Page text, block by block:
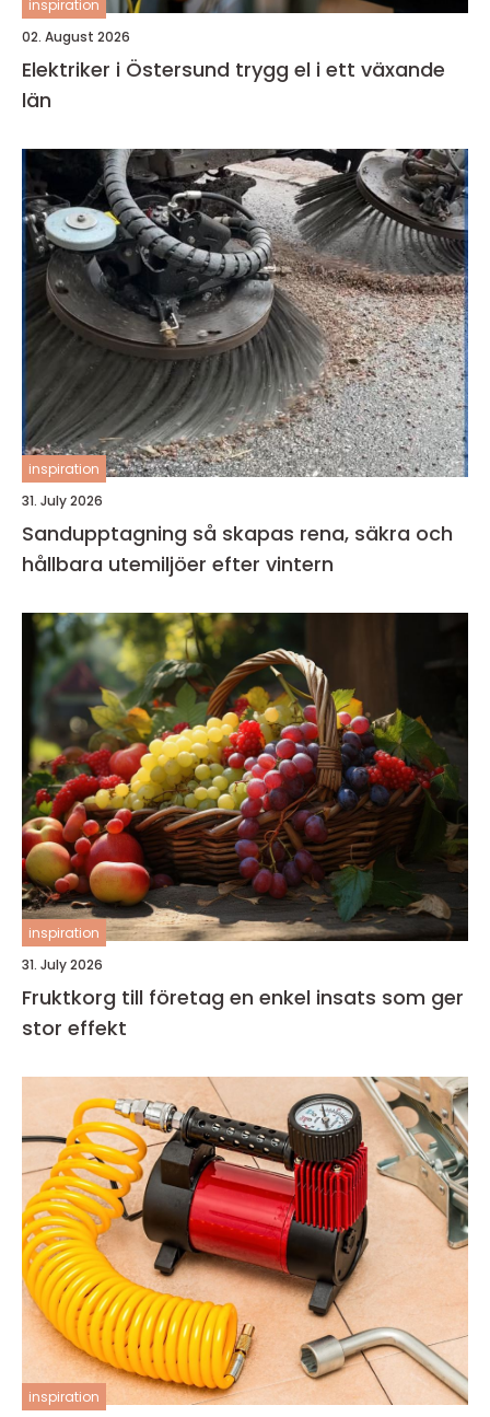
inspiration
02. August 2026
Elektriker i Östersund trygg el i ett växande
län
inspiration
31. July 2026
Sandupptagning så skapas rena, säkra och
hållbara utemiljöer efter vintern
inspiration
31. July 2026
Fruktkorg till företag en enkel insats som ger
stor effekt
inspiration